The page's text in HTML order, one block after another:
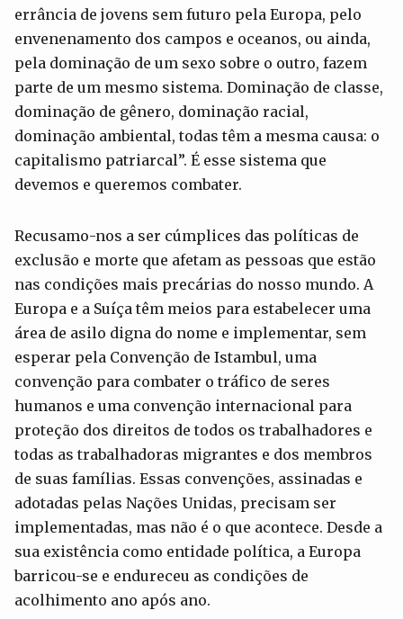
errância de jovens sem futuro pela Europa, pelo
envenenamento dos campos e oceanos, ou ainda,
pela dominação de um sexo sobre o outro, fazem
parte de um mesmo sistema. Dominação de classe,
dominação de gênero, dominação racial,
dominação ambiental, todas têm a mesma causa: o
capitalismo patriarcal”. É esse sistema que
devemos e queremos combater.
Recusamo-nos a ser cúmplices das políticas de
exclusão e morte que afetam as pessoas que estão
nas condições mais precárias do nosso mundo. A
Europa e a Suíça têm meios para estabelecer uma
área de asilo digna do nome e implementar, sem
esperar pela Convenção de Istambul, uma
convenção para combater o tráfico de seres
humanos e uma convenção internacional para
proteção dos direitos de todos os trabalhadores e
todas as trabalhadoras migrantes e dos membros
de suas famílias. Essas convenções, assinadas e
adotadas pelas Nações Unidas, precisam ser
implementadas, mas não é o que acontece. Desde a
sua existência como entidade política, a Europa
barricou-se e endureceu as condições de
acolhimento ano após ano.